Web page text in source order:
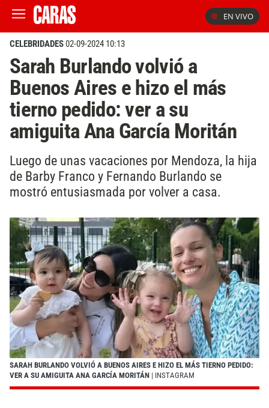
EN VIVO
CELEBRIDADES02-09-2024 10:13
Sarah Burlando volvió a
Buenos Aires e hizo el más
tierno pedido: ver a su
amiguita Ana García Moritán
Luego de unas vacaciones por Mendoza, la hija
de Barby Franco y Fernando Burlando se
mostró entusiasmada por volver a casa.
SARAH BURLANDO VOLVIÓ A BUENOS AIRES E HIZO EL MÁS TIERNO PEDIDO:
VER A SU AMIGUITA ANA GARCÍA MORITÁN | INSTAGRAM